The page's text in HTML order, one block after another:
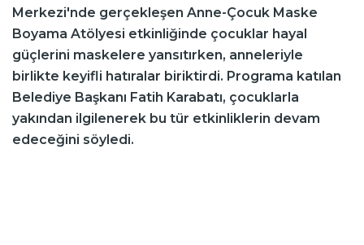
Merkezi'nde gerçekleşen Anne-Çocuk Maske
Boyama Atölyesi etkinliğinde çocuklar hayal
güçlerini maskelere yansıtırken, anneleriyle
birlikte keyifli hatıralar biriktirdi. Programa katılan
Belediye Başkanı Fatih Karabatı, çocuklarla
yakından ilgilenerek bu tür etkinliklerin devam
edeceğini söyledi.